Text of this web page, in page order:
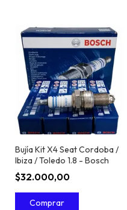
Bujía Kit X4 Seat Cordoba /
Ibiza / Toledo 1.8 - Bosch
$32.000,00